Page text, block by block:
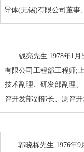
导体(无锡)有限公司董事
钱亮先生:1978年1
有限公司工程部工程师;
技术副理、研发部副理
评开发部副部长、测评
郭晓栋先生:1976年